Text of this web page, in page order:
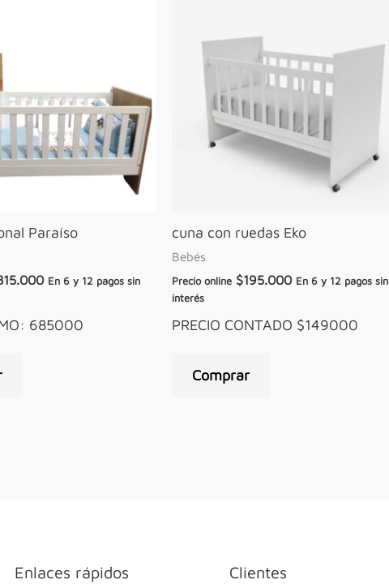
Paraíso
En 6 y 12 pagos sin
685000
cuna con ruedas Eko
Bebés
Precio online $195.000 En 6 y 12 pagos sin
interés
PRECIO CONTADO $149000
Comprar
Enlaces rápidos Clientes